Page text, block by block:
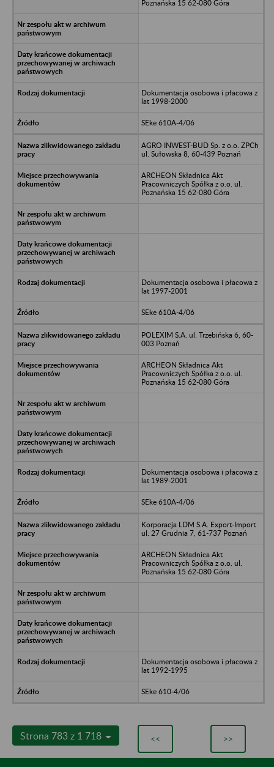
Poznańska 15 62-080 Góra
Dokumentacja osobowa i płacowa z
lat 1998-2000
SEke 610A-4/06
AGRO INWEST-BUD Sp. z o.o. ZPCh
ul. Sułowska 8, 60-439 Poznań
ARCHEON Składnica Akt
Pracowniczych Spółka z o.o. ul.
Poznańska 15 62-080 Góra
Dokumentacja osobowa i płacowa z
lat 1997-2001
SEke 610A-4/06
POLEXIM S.A. ul. Trzebińska 6, 60-
003 Poznań
ARCHEON Składnica Akt
Pracowniczych Spółka z o.o. ul.
Poznańska 15 62-080 Góra
Dokumentacja osobowa i płacowa z
lat 1989-2001
SEke 610A-4/06
Korporacja LDM S.A. Export-Import
ul. 27 Grudnia 7, 61-737 Poznań
ARCHEON Składnica Akt
Pracowniczych Spółka z o.o. ul.
Poznańska 15 62-080 Góra
Dokumentacja osobowa i płacowa z
lat 1992-1995
SEke 610-4/06
Strona 783 z 1 718 << >>